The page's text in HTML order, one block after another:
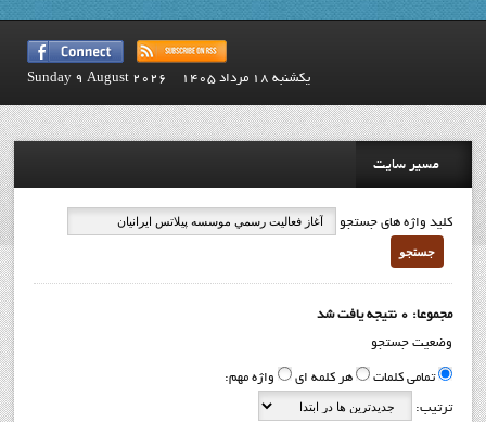
يكشنبه 18 مرداد 1405 Sunday 9 August 2026
مسیر سایت
کلید واژه های جستجو
جستجو
مجموعا: 0 نتیجه یافت شد
وضعیت جستجو
تمامی کلمات هر کلمه ای واژه مهم:
ترتیب: